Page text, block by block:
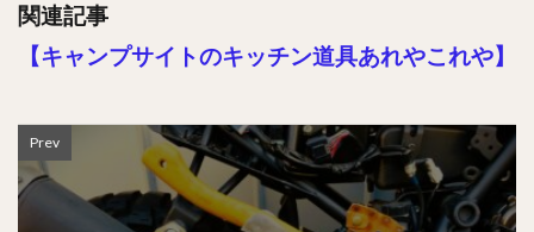
関連記事
【キャンプサイトのキッチン道具あれやこれや】
Prev